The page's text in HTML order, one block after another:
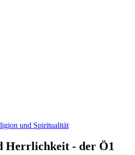
und Spiritualität
Herrlichkeit - der Ö1